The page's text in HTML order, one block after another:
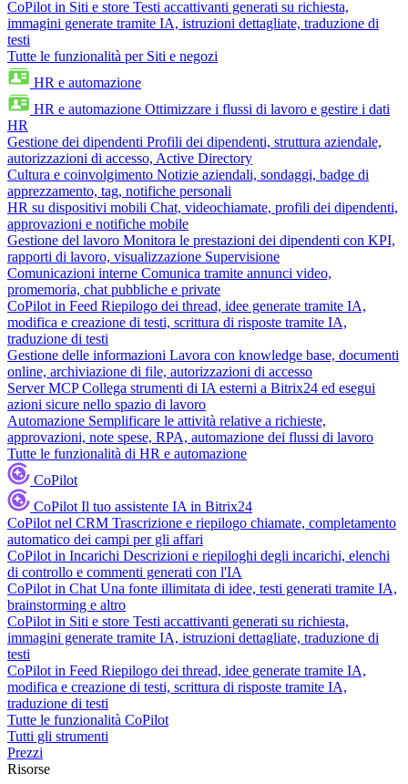
CoPilot in Siti e store Testi accattivanti generati su richiesta,
immagini generate tramite IA, istruzioni dettagliate, traduzione di
testi
Tutte le funzionalità per Siti e negozi
HR e automazione
HR e automazione Ottimizzare i flussi di lavoro e gestire i dati
HR
Gestione dei dipendenti Profili dei dipendenti, struttura aziendale,
autorizzazioni di accesso, Active Directory
Cultura e coinvolgimento Notizie aziendali, sondaggi, badge di
apprezzamento, tag, notifiche personali
HR su dispositivi mobili Chat, videochiamate, profili dei dipendenti,
approvazioni e notifiche mobile
Gestione del lavoro Monitora le prestazioni dei dipendenti con KPI,
rapporti di lavoro, visualizzazione Supervisione
Comunicazioni interne Comunica tramite annunci video,
promemoria, chat pubbliche e private
CoPilot in Feed Riepilogo dei thread, idee generate tramite IA,
modifica e creazione di testi, scrittura di risposte tramite IA,
traduzione di testi
Gestione delle informazioni Lavora con knowledge base, documenti
online, archiviazione di file, autorizzazioni di accesso
Server MCP Collega strumenti di IA esterni a Bitrix24 ed esegui
azioni sicure nello spazio di lavoro
Automazione Semplificare le attività relative a richieste,
approvazioni, note spese, RPA, automazione dei flussi di lavoro
Tutte le funzionalità di HR e automazione
CoPilot
CoPilot Il tuo assistente IA in Bitrix24
CoPilot nel CRM Trascrizione e riepilogo chiamate, completamento
automatico dei campi per gli affari
CoPilot in Incarichi Descrizioni e riepiloghi degli incarichi, elenchi
di controllo e commenti generati con l'IA
CoPilot in Chat Una fonte illimitata di idee, testi generati tramite IA,
brainstorming e altro
CoPilot in Siti e store Testi accattivanti generati su richiesta,
immagini generate tramite IA, istruzioni dettagliate, traduzione di
testi
CoPilot in Feed Riepilogo dei thread, idee generate tramite IA,
modifica e creazione di testi, scrittura di risposte tramite IA,
traduzione di testi
Tutte le funzionalità CoPilot
Tutti gli strumenti
Prezzi
Risorse